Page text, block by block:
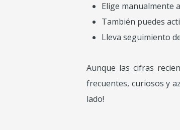
Elige manualmente
También puedes
Lleva seguimiento
Aunque las cifras
frecuentes, curiosos y
lado!